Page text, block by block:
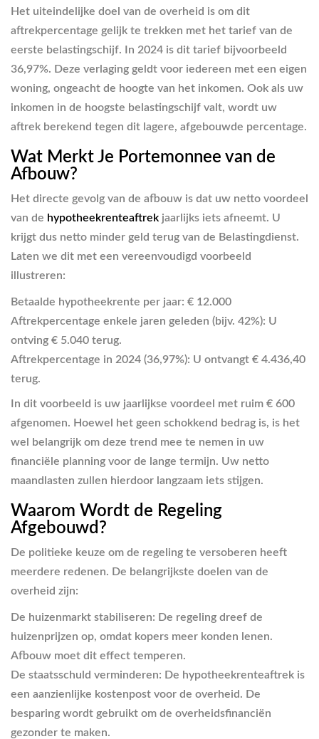
Het uiteindelijke doel van de overheid is om dit
aftrekpercentage gelijk te trekken met het tarief van de
eerste belastingschijf. In 2024 is dit tarief bijvoorbeeld
36,97%. Deze verlaging geldt voor iedereen met een eigen
woning, ongeacht de hoogte van het inkomen. Ook als uw
inkomen in de hoogste belastingschijf valt, wordt uw
aftrek berekend tegen dit lagere, afgebouwde percentage.
Wat Merkt Je Portemonnee van de
Afbouw?
Het directe gevolg van de afbouw is dat uw netto voordeel
van de hypotheekrenteaftrek jaarlijks iets afneemt. U
krijgt dus netto minder geld terug van de Belastingdienst.
Laten we dit met een vereenvoudigd voorbeeld
illustreren:
Betaalde hypotheekrente per jaar: € 12.000
Aftrekpercentage enkele jaren geleden (bijv. 42%): U
ontving € 5.040 terug.
Aftrekpercentage in 2024 (36,97%): U ontvangt € 4.436,40
terug.
In dit voorbeeld is uw jaarlijkse voordeel met ruim € 600
afgenomen. Hoewel het geen schokkend bedrag is, is het
wel belangrijk om deze trend mee te nemen in uw
financiële planning voor de lange termijn. Uw netto
maandlasten zullen hierdoor langzaam iets stijgen.
Waarom Wordt de Regeling
Afgebouwd?
De politieke keuze om de regeling te versoberen heeft
meerdere redenen. De belangrijkste doelen van de
overheid zijn:
De huizenmarkt stabiliseren: De regeling dreef de
huizenprijzen op, omdat kopers meer konden lenen.
Afbouw moet dit effect temperen.
De staatsschuld verminderen: De hypotheekrenteaftrek is
een aanzienlijke kostenpost voor de overheid. De
besparing wordt gebruikt om de overheidsfinanciën
gezonder te maken.